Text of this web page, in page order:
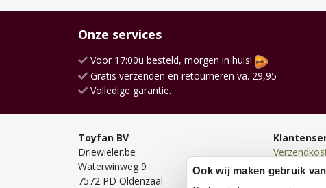
Onze services
Voor 17:00u besteld, morgen in huis!
Gratis verzenden en retourneren va. 29,95
Volledige garantie.
Toyfan BV
Driewieler.be
Waterwinweg 9
7572 PD Oldenzaal
Bezorgen
Ook wij maken gebruik